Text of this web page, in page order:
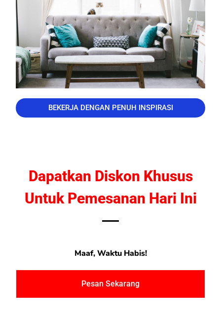
BEKERJA DENGAN PENUH INSPIRASI
Dapatkan Diskon Khusus
Untuk Pemesanan Hari Ini
Maaf, Waktu Habis!
Pesan Sekarang